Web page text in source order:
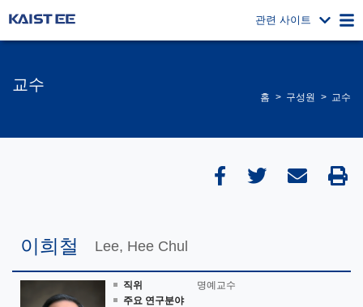
관련 사이트
교수
홈 구성원 교수
이희철 Lee, Hee Chul
직위
명예교수
주요 연구분야